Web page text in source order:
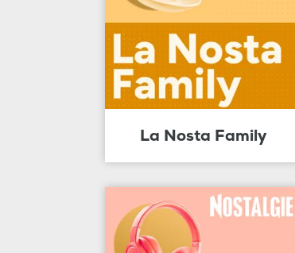
La Nosta Family